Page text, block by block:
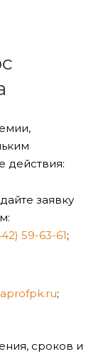
действия:
заявку
59-63-61;
;
сроков и